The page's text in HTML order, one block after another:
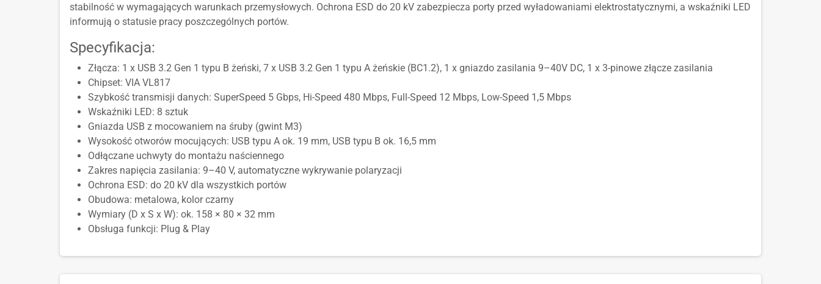
stabilność w wymagających warunkach przemysłowych. Ochrona ESD do 20 kV zabezpiecza porty przed wyładowaniami elektrostatycznymi, a wskaźniki LED
informują o statusie pracy poszczególnych portów.
Specyfikacja:
Złącza: 1 x USB 3.2 Gen 1 typu B żeński, 7 x USB 3.2 Gen 1 typu A żeńskie (BC1.2), 1 x gniazdo zasilania 9–40V DC, 1 x 3-pinowe złącze zasilania
Chipset: VIA VL817
Szybkość transmisji danych: SuperSpeed 5 Gbps, Hi-Speed 480 Mbps, Full-Speed 12 Mbps, Low-Speed 1,5 Mbps
Wskaźniki LED: 8 sztuk
Gniazda USB z mocowaniem na śruby (gwint M3)
Wysokość otworów mocujących: USB typu A ok. 19 mm, USB typu B ok. 16,5 mm
Odłączane uchwyty do montażu naściennego
Zakres napięcia zasilania: 9–40 V, automatyczne wykrywanie polaryzacji
Ochrona ESD: do 20 kV dla wszystkich portów
Obudowa: metalowa, kolor czarny
Wymiary (D x S x W): ok. 158 × 80 × 32 mm
Obsługa funkcji: Plug & Play